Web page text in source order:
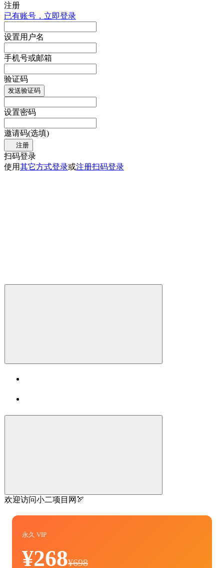
注册
已有账号，立即登录
设置用户名
手机号或邮箱
验证码
发送验证码
设置密码
邀请码(选填)
注册
扫码登录
使用其它方式登录或注册扫码登录
欢迎访问小二项目网🏹
永久 VIP
¥268¥698